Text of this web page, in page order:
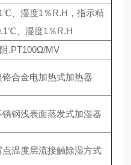
、湿度1％R.H，指示精
、湿度1％R.H
.PT100Ω/MV
合金电加热式加热器
钢浅表面蒸发式加湿器
温度层流接触除湿方式